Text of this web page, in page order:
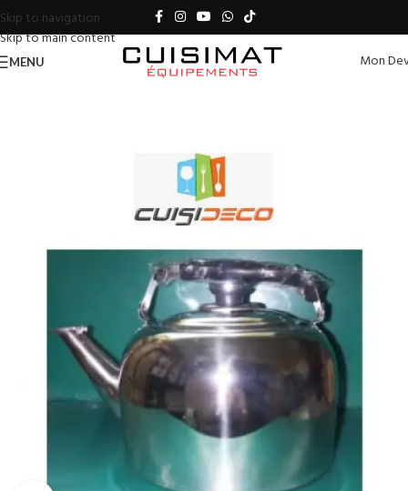
Skip to navigation
Skip to main content
MENU Mon